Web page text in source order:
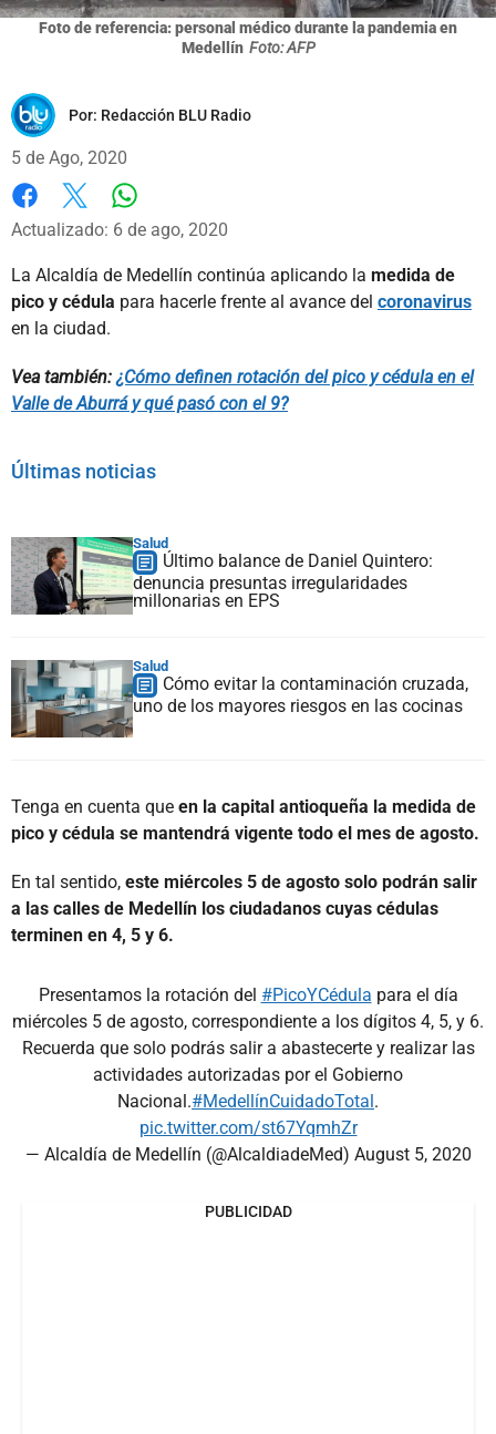
Foto de referencia: personal médico durante la pandemia en
Medellín Foto: AFP
Por: Redacción BLU Radio
5 de Ago, 2020
Facebook
X
Actualizado: 6 de ago, 2020
La Alcaldía de Medellín continúa aplicando la medida de
pico y cédula para hacerle frente al avance del coronavirus
en la ciudad.
Vea también: ¿Cómo definen rotación del pico y cédula en el
Valle de Aburrá y qué pasó con el 9?
Últimas noticias
Salud
Último balance de Daniel Quintero:
denuncia presuntas irregularidades
millonarias en EPS
Salud
Cómo evitar la contaminación cruzada,
uno de los mayores riesgos en las cocinas
Tenga en cuenta que en la capital antioqueña la medida de
pico y cédula se mantendrá vigente todo el mes de agosto.
En tal sentido, este miércoles 5 de agosto solo podrán salir
a las calles de Medellín los ciudadanos cuyas cédulas
terminen en 4, 5 y 6.
Presentamos la rotación del #PicoYCédula para el día
miércoles 5 de agosto, correspondiente a los dígitos 4, 5, y 6.
Recuerda que solo podrás salir a abastecerte y realizar las
actividades autorizadas por el Gobierno
Nacional.#MedellínCuidadoTotal.
pic.twitter.com/st67YqmhZr
— Alcaldía de Medellín (@AlcaldiadeMed) August 5, 2020
PUBLICIDAD